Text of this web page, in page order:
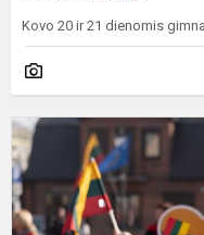
Kovo 20 ir 21 dienomis